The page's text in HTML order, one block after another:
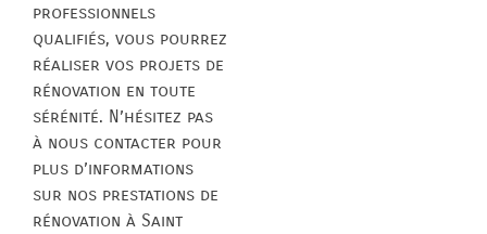
professionnels
qualifiés, vous pourrez
réaliser vos projets de
rénovation en toute
sérénité. N’hésitez pas
à nous contacter pour
plus d’informations
sur nos prestations de
rénovation à Saint